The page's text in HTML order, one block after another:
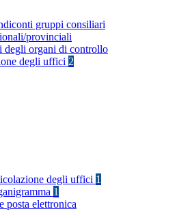
gruppi consiliari
provinciali
degli organi di controllo
degli uffici 2
degli uffici 1
1
posta elettronica